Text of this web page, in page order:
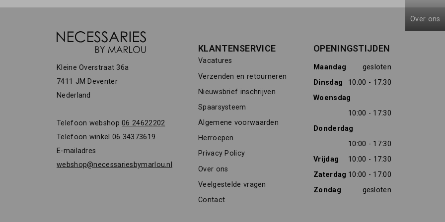
Kleine Overstraat 36a
7411 JM Deventer
Nederland
Telefoon webshop06 24622202
Telefoon winkel 06 34373619
E-mailadres
webshop@necessariesbymarlou.nl
KLANTENSERVICE
Vacatures
Verzenden en retourneren
Nieuwsbrief inschrijven
Spaarsysteem
Algemene voorwaarden
Herroepen
Privacy Policy
Over ons
Veelgestelde vragen
Contact
OPENINGSTIJDEN
Maandag
gesloten
Dinsdag
10:00 - 17:30
Woensdag
10:00 - 17:30
Donderdag
10:00 - 17:30
Vrijdag
10:00 - 17:30
Zaterdag 10:00 - 17:00
Zondag
gesloten
Over ons